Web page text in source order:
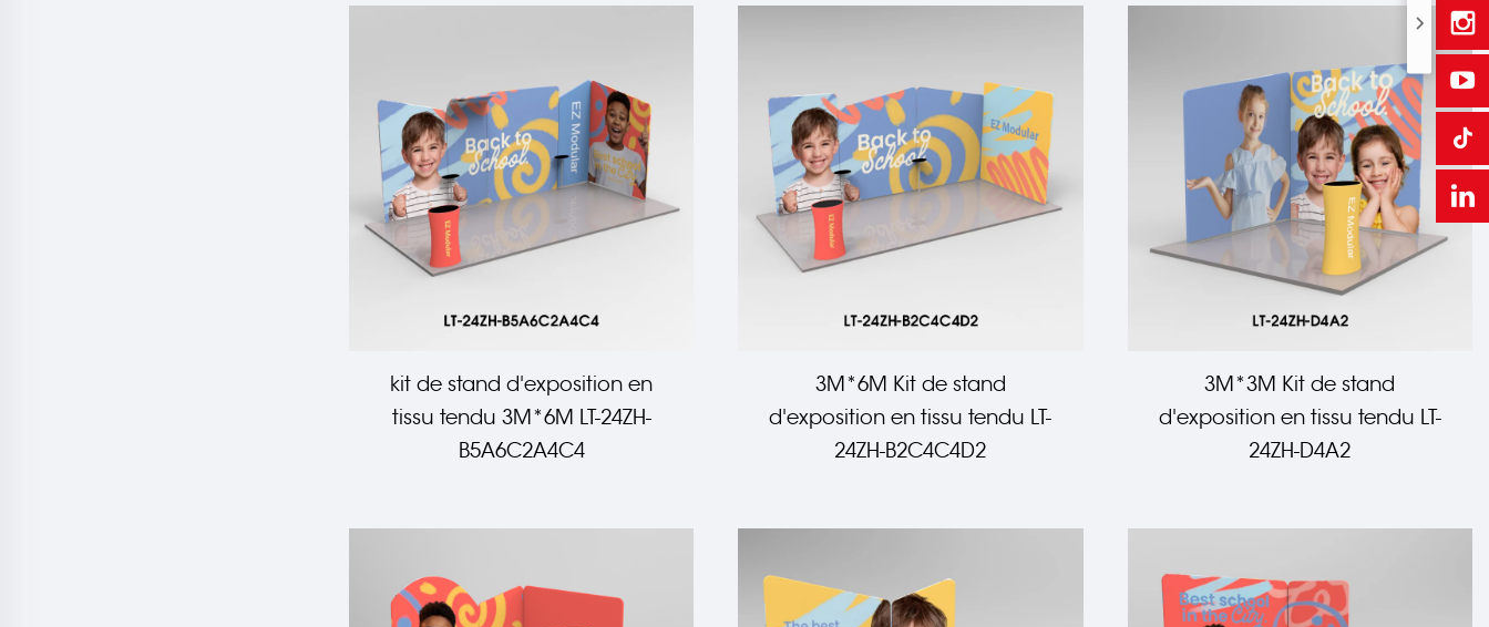
kit de stand d'exposition en
tissu tendu 3M*6M LT-24ZH-
B5A6C2A4C4
3M*6M Kit de stand
d'exposition en tissu tendu LT-
24ZH-B2C4C4D2
3M*3M Kit de stand
d'exposition en tissu tendu LT-
24ZH-D4A2